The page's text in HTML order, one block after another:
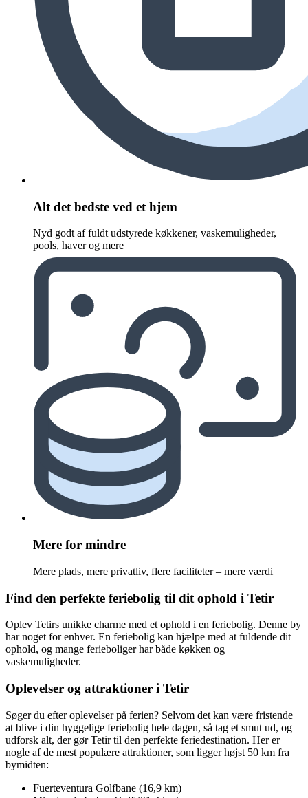
Alt det bedste ved et hjem
Nyd godt af fuldt udstyrede køkkener, vaskemuligheder,
pools, haver og mere
Mere for mindre
Mere plads, mere privatliv, flere faciliteter – mere værdi
Find den perfekte feriebolig til dit ophold i Tetir
Oplev Tetirs unikke charme med et ophold i en feriebolig. Denne by
har noget for enhver. En feriebolig kan hjælpe med at fuldende dit
ophold, og mange ferieboliger har både køkken og
vaskemuligheder.
Oplevelser og attraktioner i Tetir
Søger du efter oplevelser på ferien? Selvom det kan være fristende
at blive i din hyggelige feriebolig hele dagen, så tag et smut ud, og
udforsk alt, der gør Tetir til den perfekte feriedestination. Her er
nogle af de mest populære attraktioner, som ligger højst 50 km fra
bymidten:
Fuerteventura Golfbane (16,9 km)